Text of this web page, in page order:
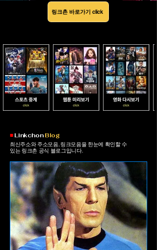
링크촌 바로가기 click
​■ LinkchonBlog
최신주소와 주소모음, 링크모음을 한눈에 확인할 수
있는 링크촌 공식 블로그입니다.